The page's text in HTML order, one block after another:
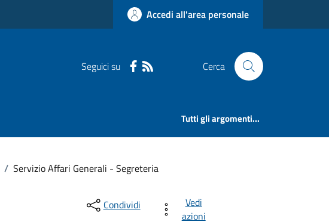
Accedi all'area personale
Seguici su Cerca
Tutti gli argomenti...
/ Servizio Affari Generali - Segreteria
Condividi
Vedi
azioni